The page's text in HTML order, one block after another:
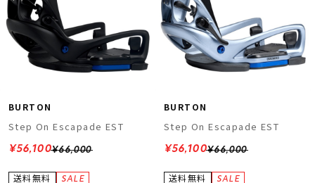
BURTON
Step On Escapade EST
¥66,000
¥56,100
BURTON
Step On Escapade EST
¥66,000
¥56,100